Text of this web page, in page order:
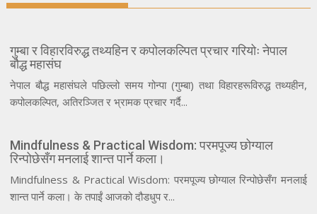
गुम्बा र विहारविरुद्ध तथ्यहिन र कपोलकल्पित प्रचार गरियोः नेपाल
बौद्ध महासंघ
नेपाल बौद्ध महासंघले पछिल्लो समय गोन्पा (गुम्बा) तथा विहारहरूविरुद्ध तथ्यहीन,
कपोलकल्पित, अतिरञ्जित र भ्रामक प्रचार गर्दै...
Mindfulness & Practical Wisdom: परमपूज्य छोग्याल
रिन्पोछेसँग मनलाई शान्त पार्ने कला।
Mindfulness & Practical Wisdom: परमपूज्य छोग्याल रिन्पोछेसँग मनलाई
शान्त पार्ने कला। के तपाईं आजको दौडधुप र...